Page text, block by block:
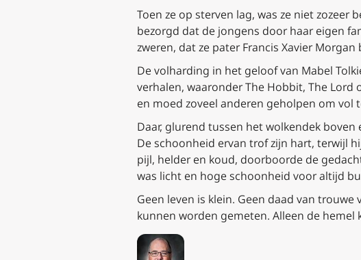
Toen ze op sterven lag, was ze niet zozeer
bezorgd dat de jongens door haar eigen
zweren, dat ze pater Francis Xavier
De volharding in het geloof van Mabel
verhalen, waaronderThe Hobbit, The Lord
en moed zoveel anderen geholpen om vol
Daar, glurend tussen het wolkendek
De schoonheid ervan trof zijn hart, terwijl
pijl, helder en koud, doorboorde de
was licht en hoge schoonheid voor altijd
Geen leven is klein. Geen daad van
kunnen worden gemeten. Alleen de